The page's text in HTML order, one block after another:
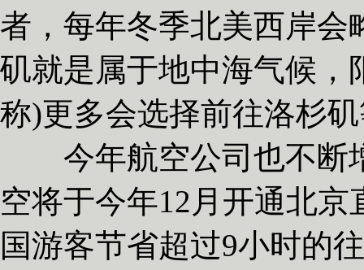
者，每年冬季北美西岸会
矶就是属于地中海气候，
称)更多会选择前往洛杉
今年航空公司也不断
空将于今年12月开通北
国游客节省超过9小时的